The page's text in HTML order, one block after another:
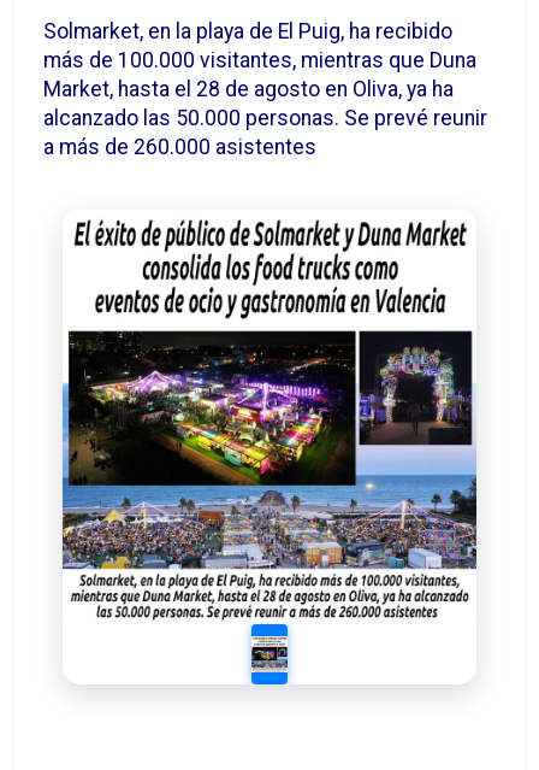
Solmarket, en la playa de El Puig, ha recibido
más de 100.000 visitantes, mientras que Duna
Market, hasta el 28 de agosto en Oliva, ya ha
alcanzado las 50.000 personas. Se prevé reunir
a más de 260.000 asistentes